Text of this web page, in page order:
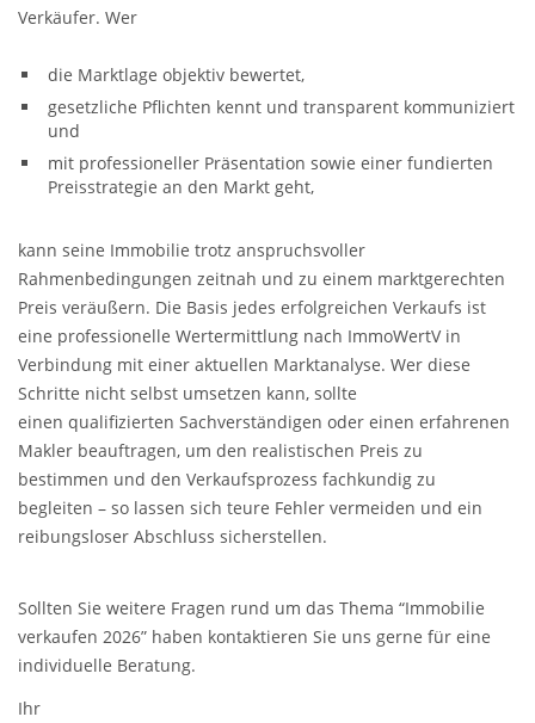
Verkäufer. Wer
die Marktlage objektiv bewertet,
gesetzliche Pflichten kennt und transparent kommuniziert
und
mit professioneller Präsentation sowie einer fundierten
Preisstrategie an den Markt geht,
kann seine Immobilie trotz anspruchsvoller
Rahmenbedingungen zeitnah und zu einem marktgerechten
Preis veräußern. Die Basis jedes erfolgreichen Verkaufs ist
eine professionelle Wertermittlung nach ImmoWertV in
Verbindung mit einer aktuellen Marktanalyse. Wer diese
Schritte nicht selbst umsetzen kann, sollte
einen qualifizierten Sachverständigen oder einen erfahrenen
Makler beauftragen, um den realistischen Preis zu
bestimmen und den Verkaufsprozess fachkundig zu
begleiten – so lassen sich teure Fehler vermeiden und ein
reibungsloser Abschluss sicherstellen.
Sollten Sie weitere Fragen rund um das Thema “Immobilie
verkaufen 2026” haben kontaktieren Sie uns gerne für eine
individuelle Beratung.
Ihr